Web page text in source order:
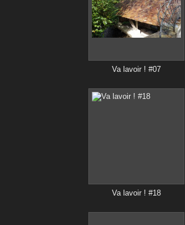
Va lavoir ! #07
Va lavoir ! #18